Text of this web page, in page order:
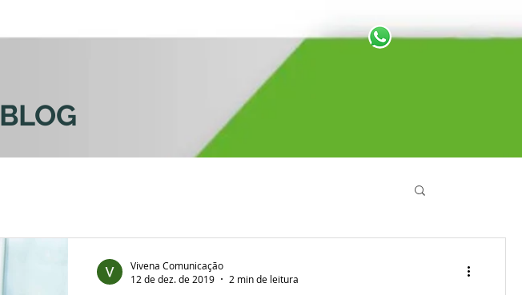
BLOG
Vivena Comunicação
12 de dez. de 2019
2 min de leitura